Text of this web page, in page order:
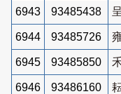
6943 93485438
6944 93485726
6945 93485850
6946 93486160